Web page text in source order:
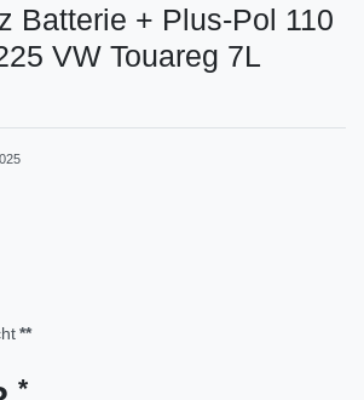
Batterie + Plus-Pol 110
VW Touareg 7L
**
*